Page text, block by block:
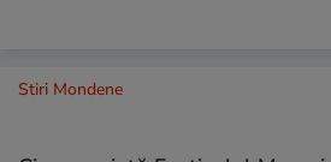
Stiri Mondene